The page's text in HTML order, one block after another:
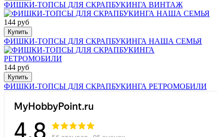
ФИШКИ-ТОПСЫ ДЛЯ СКРАПБУКИНГА ВИНТАЖ
144 руб
Купить
ФИШКИ-ТОПСЫ ДЛЯ СКРАПБУКИНГА НАША СЕМЬЯ
144 руб
Купить
ФИШКИ-ТОПСЫ ДЛЯ СКРАПБУКИНГА РЕТРОМОБИЛИ